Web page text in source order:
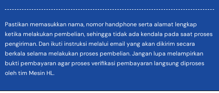
Pastikan memasukkan nama, nomor handphone serta alamat lengkap
ketika melakukan pembelian, sehingga tidak ada kendala pada saat proses
pengiriman. Dan ikuti instruksi melalui email yang akan dikirim secara
berkala selama melakukan proses pembelian. Jangan lupa melampirkan
bukti pembayaran agar proses verifikasi pembayaran langsung diproses
oleh tim Mesin HL.